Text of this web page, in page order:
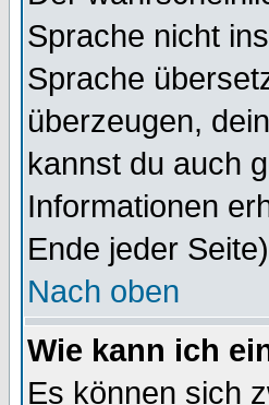
Sprache nicht
Sprache
überzeugen,
kannst du auch
Informationen
Ende jeder Seite)
Nach oben
Wie kann ich
Es können sich